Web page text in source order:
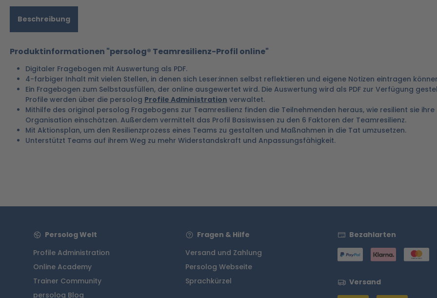
Beschreibung
Produktinformationen "persolog® Teamresilienz-Profil online"
Digitaler Fragebogen mit Auswertung als PDF.
4-farbiger Inhalt mit vielen Stellen, in denen sich Leser:innen selbst reflektieren und eigene Notizen eintragen
Ein Fragebogen zum Selbstausfüllen, der online ausgewertet wird. Die Auswertung wird als PDF zur Verfügung
Profile werden über die persolog Profile Administration verwaltet.
Mithilfe des original persolog Fragebogens zur Teamresilienz finden die Teilnehmenden heraus, wie resilient sie ihre
Organisation einschätzen. Außerdem vermittelt das Profil Basiswissen zu den 6 Faktoren der Teamresilienz.
Mit Aktionsplan, um den Resilienzprozess eines Teams zu gestalten und Maßnahmen in die Tat umzusetzen.
Unterstützt Teams auf ihrem Weg zu mehr Widerstandskraft und Anpassungsfähigkeit.
Persolog Welt
Profile Administration
Online Academy
Trainer Community
persolog Blog
Fragen & Hilfe
Versand und Zahlung
Persolog Webseite
Sprachkürzel
Bezahlarten
Versand